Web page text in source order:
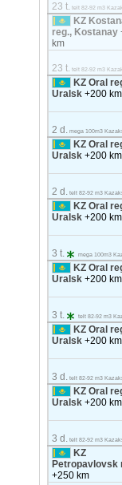
23 t. telt 82-92 m3
KZ
reg., Kostanay
km
23 t. telt 82-92 m3
KZ Oral
Uralsk+200 km
2 d. mega 100m3
KZ Oral
Uralsk+200 km
2 d. telt 82-92 m3
KZ Oral
Uralsk+200 km
3 t. mega 100m3
KZ Oral
Uralsk+200 km
3 t. telt 82-92 m3
KZ Oral
Uralsk+200 km
3 d. telt 82-92 m3
KZ Oral
Uralsk+200 km
3 d. telt 82-92 m3
KZ
Petropavlovsk
+250 km